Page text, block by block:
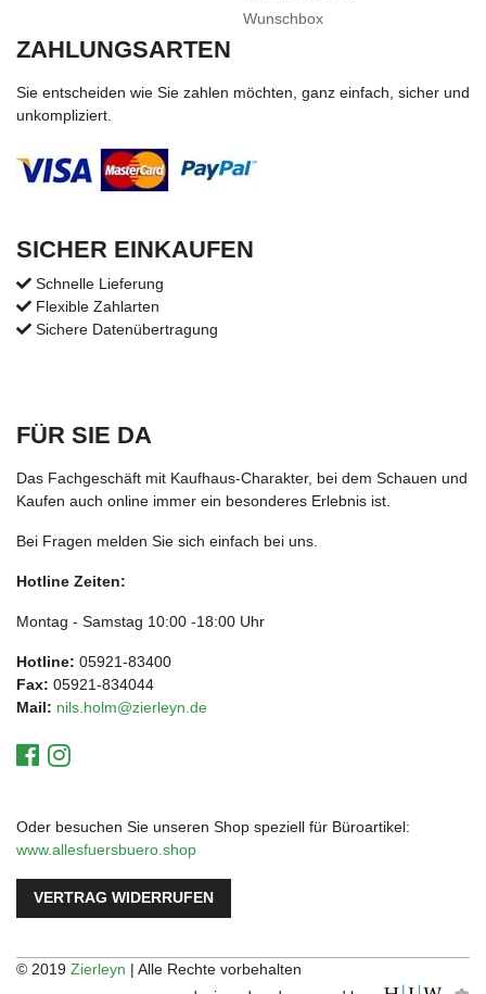
Wunschbox
ZAHLUNGSARTEN
Sie entscheiden wie Sie zahlen möchten, ganz einfach, sicher und
unkompliziert.
SICHER EINKAUFEN
Schnelle Lieferung
Flexible Zahlarten
Sichere Datenübertragung
FÜR SIE DA
Das Fachgeschäft mit Kaufhaus-Charakter, bei dem Schauen und
Kaufen auch online immer ein besonderes Erlebnis ist.
Bei Fragen melden Sie sich einfach bei uns.
Hotline Zeiten:
Montag - Samstag 10:00 -18:00 Uhr
Hotline: 05921-83400
Fax: 05921-834044
Mail: nils.holm@zierleyn.de
Oder besuchen Sie unseren Shop speziell für Büroartikel:
www.allesfuersbuero.shop
VERTRAG WIDERRUFEN
© 2019 Zierleyn | Alle Rechte vorbehalten